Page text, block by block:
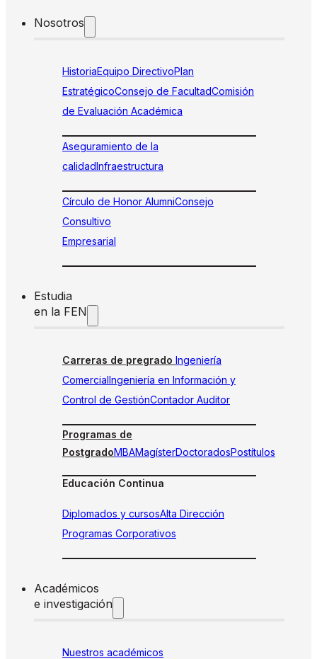
Nosotros
HistoriaEquipo DirectivoPlan
EstratégicoConsejo de FacultadComisión
de Evaluación Académica
Aseguramiento de la
calidadInfraestructura
Círculo de Honor AlumniConsejo
Consultivo
Empresarial
Estudia
en la FEN
Carreras de pregrado Ingeniería
ComercialIngeniería en Información y
Control de GestiónContador Auditor
Programas de
PostgradoMBAMagísterDoctoradosPostítulos
Educación Continua
Diplomados y cursosAlta Dirección
Programas Corporativos
Académicos
e investigación
Nuestros académicos